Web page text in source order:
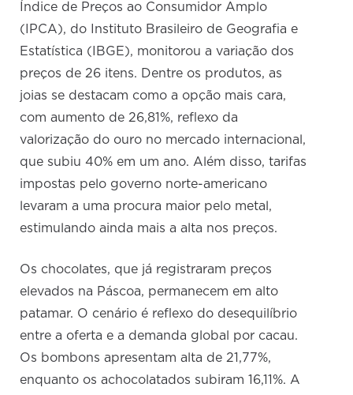
Índice de Preços ao Consumidor Amplo
(IPCA), do Instituto Brasileiro de Geografia e
Estatística (IBGE), monitorou a variação dos
preços de 26 itens. Dentre os produtos, as
joias se destacam como a opção mais cara,
com aumento de 26,81%, reflexo da
valorização do ouro no mercado internacional,
que subiu 40% em um ano. Além disso, tarifas
impostas pelo governo norte-americano
levaram a uma procura maior pelo metal,
estimulando ainda mais a alta nos preços.
Os chocolates, que já registraram preços
elevados na Páscoa, permanecem em alto
patamar. O cenário é reflexo do desequilíbrio
entre a oferta e a demanda global por cacau.
Os bombons apresentam alta de 21,77%,
enquanto os achocolatados subiram 16,11%. A